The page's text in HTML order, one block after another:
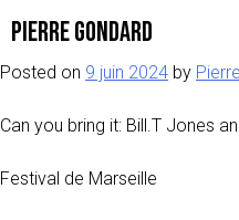
PIERRE GONDARD
Rosalynde-LeBlanc –
Posted on 9 juin 2024 by Pierre
Can you bring it: Bill.T Jones
Festival de Marseille